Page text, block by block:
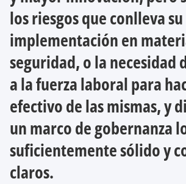
los riesgos que conlleva su
implementación en
seguridad, o la necesidad
a la fuerza laboral para
efectivo de las mismas, y
un marco de gobernanza
suficientemente sólido y
claros.